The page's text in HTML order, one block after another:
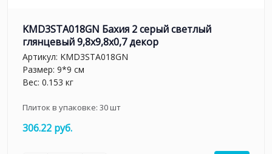
KMD3STA018GN Бахия 2 серый светлый
глянцевый 9,8x9,8x0,7 декор
Артикул: KMD3STA018GN
Размер: 9*9 см
Вес: 0.153 кг
Плиток в упаковке: 30шт
306.22 руб.